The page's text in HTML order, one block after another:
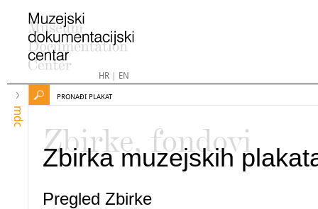
HR| EN
mdc
PRONAĐI PLAKAT
Zbirke, fondovi
Zbirka muzejskih
Pregled Zbirke